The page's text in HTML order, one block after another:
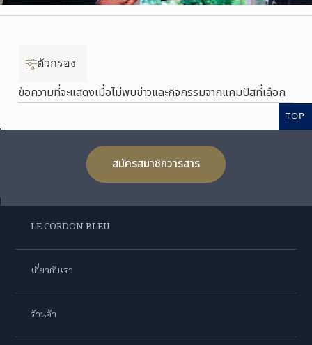
ตัวกรอง
ข้อความที่จะแสดงเมื่อไม่พบข่าวและกิจกรรมจากแคมปัสที่เลือก
TOP
สมัครสมาชิกวารสาร
LE CORDON BLEU
เกี่ยวกับเรา
ร้านค้า